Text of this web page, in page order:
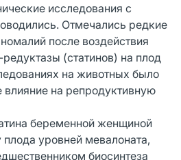
исследования с
Отмечались редкие
после воздействия
(статинов) на плод
на животных было
влияние на репродуктивную
беременной женщиной
уровней мевалоната,
биосинтеза